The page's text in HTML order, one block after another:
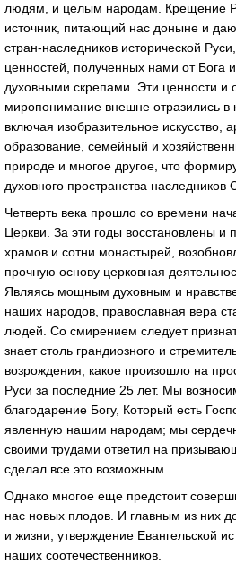
людям, и целым народам. Крещение
источник, питающий нас доныне и
стран-наследников исторической
ценностей, полученных нами от Бога
духовными скрепами. Эти ценности и
миропонимание внешне отразились в
включая изобразительное искусство,
образование, семейный и
природе и многое другое, что
духовного пространства наследников
Четверть века прошло со времени
Церкви. За эти годы восстановлены и
храмов и сотни монастырей,
прочную основу церковная
Являясь мощным духовным и
наших народов, православная вера
людей. Со смирением следует
знает столь грандиозного и
возрождения, какое произошло на
Руси за последние 25 лет. Мы
благодарение Богу, Который есть
явленную нашим народам; мы
своими трудами ответил на
сделал все это возможным.
Однако многое еще предстоит
нас новых плодов. И главным из них
и жизни, утверждение Евангельской
наших соотечественников.